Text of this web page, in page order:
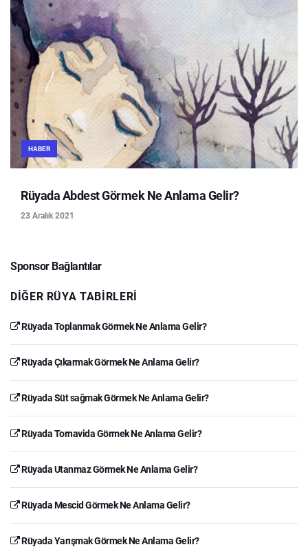
HABER
Rüyada Abdest Görmek Ne Anlama Gelir?
23 Aralık 2021
Sponsor Bağlantılar
DIĞER RÜYA TABIRLERI
Rüyada Toplanmak Görmek Ne Anlama Gelir?
Rüyada Çıkarmak Görmek Ne Anlama Gelir?
Rüyada Süt sağmak Görmek Ne Anlama Gelir?
Rüyada Tornavida Görmek Ne Anlama Gelir?
Rüyada Utanmaz Görmek Ne Anlama Gelir?
Rüyada Mescid Görmek Ne Anlama Gelir?
Rüyada Yarışmak Görmek Ne Anlama Gelir?